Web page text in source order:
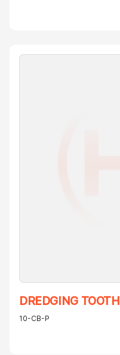
DREDGING TOOTH
10-CB-P